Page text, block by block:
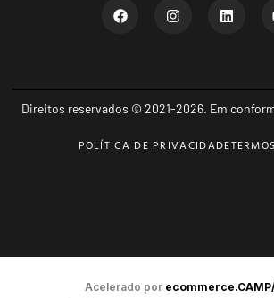
Direitos reservados © 2021-2026. Em
POLÍTICA DE PRIVACIDADE
Acelerado por